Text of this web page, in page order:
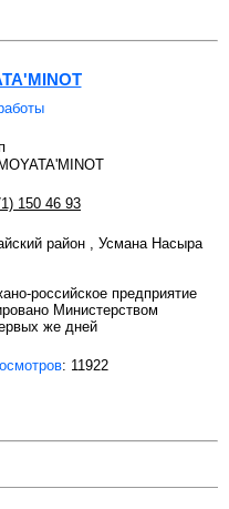
150 46 93
район , Усмана Насыра
российское предприятие
Министерством
же дней
: 11922